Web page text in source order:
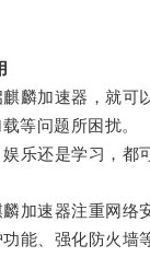
加速器，就可
等问题所困扰。
还是学习，都
速器注重网络安
、强化防火墙